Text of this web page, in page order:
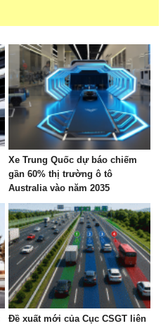
Xe Trung Quốc dự báo chiếm
gần 60% thị trường ô tô
Australia vào năm 2035
Đề xuất mới của Cục CSGT liên